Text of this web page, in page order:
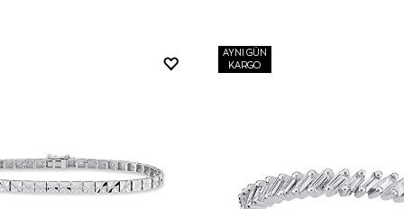
AYNI GÜN
KARGO